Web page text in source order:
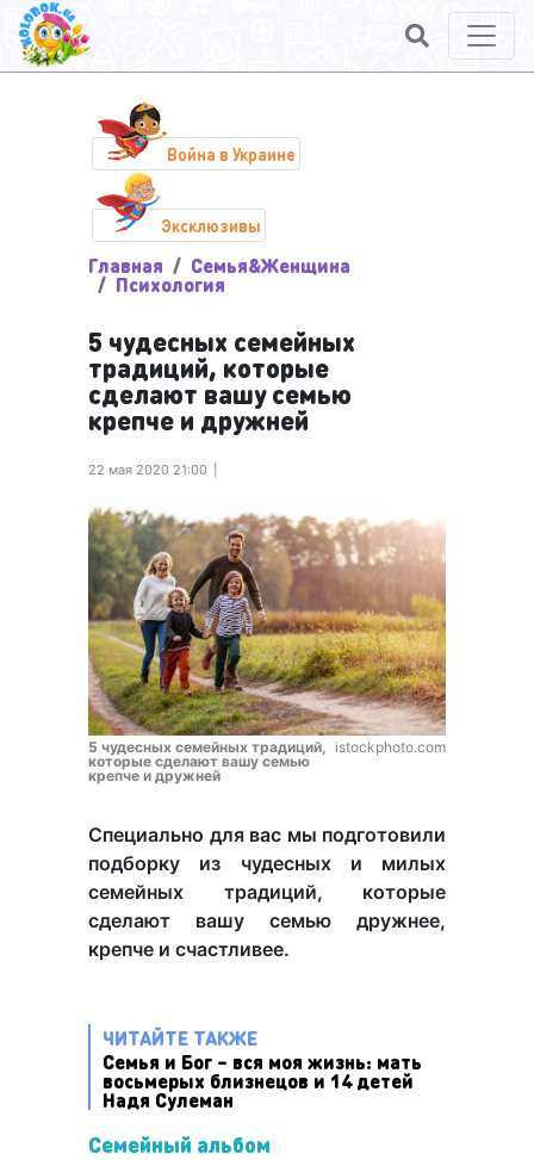
Война в Украине
Эксклюзивы
Главная Семья&Женщина
Психология
5 чудесных семейных
традиций, которые
сделают вашу семью
крепче и дружней
22 мая 2020 21:00
5 чудесных семейных традиций,
которые сделают вашу семью
крепче и дружней
istockphoto.com
Специально для вас мы подготовили
подборку из чудесных и милых
семейных традиций, которые
сделают вашу семью дружнее,
крепче и счастливее.
ЧИТАЙТЕ ТАКЖЕ
Семья и Бог – вся моя жизнь: мать
восьмерых близнецов и 14 детей
Надя Сулеман
Семейный альбом